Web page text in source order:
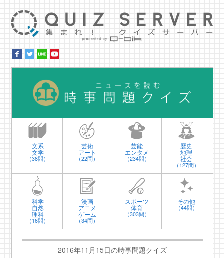
文系
文学
（38問）
芸術
アート
（22問）
芸能
エンタメ
（234問）
歴史
地理
社会
（127問）
科学
自然
理科
（16問）
漫画
アニメ
ゲーム
（34問）
スポーツ
体育
（303問）
その他
（44問）
2016年11月15日の時事問題クイズ